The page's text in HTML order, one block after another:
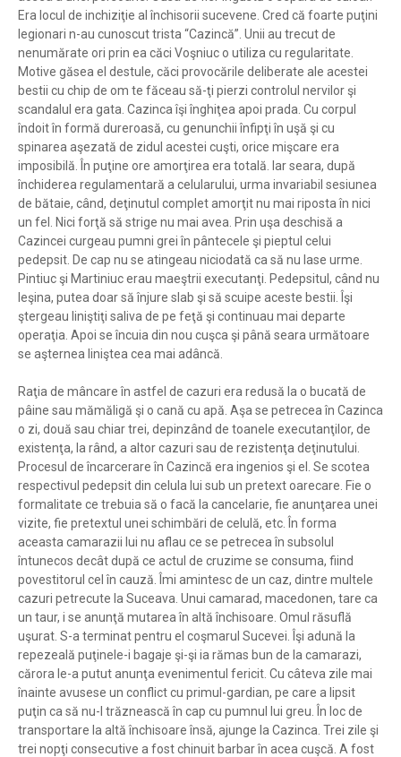
Era locul de inchiziţie al închisorii sucevene. Cred că foarte puţini
legionari n-au cunoscut trista “Cazincă”. Unii au trecut de
nenumărate ori prin ea căci Voşniuc o utiliza cu regularitate.
Motive găsea el destule, căci provocările deliberate ale acestei
bestii cu chip de om te făceau să-ţi pierzi controlul nervilor şi
scandalul era gata. Cazinca îşi înghiţea apoi prada. Cu corpul
îndoit în formă dureroasă, cu genunchii înfipţi în uşă şi cu
spinarea aşezată de zidul acestei cuşti, orice mişcare era
imposibilă. În puţine ore amorţirea era totală. Iar seara, după
închiderea regulamentară a celularului, urma invariabil sesiunea
de bătaie, când, deţinutul complet amorţit nu mai riposta în nici
un fel. Nici forţă să strige nu mai avea. Prin uşa deschisă a
Cazincei curgeau pumni grei în pântecele şi pieptul celui
pedepsit. De cap nu se atingeau niciodată ca să nu lase urme.
Pintiuc şi Martiniuc erau maeştrii executanţi. Pedepsitul, când nu
leşina, putea doar să înjure slab şi să scuipe aceste bestii. Îşi
ştergeau liniştiţi saliva de pe feţă şi continuau mai departe
operaţia. Apoi se încuia din nou cuşca şi până seara următoare
se aşternea liniştea cea mai adâncă.
Raţia de mâncare în astfel de cazuri era redusă la o bucată de
pâine sau mămăligă şi o cană cu apă. Aşa se petrecea în Cazinca
o zi, două sau chiar trei, depinzând de toanele executanţilor, de
existenţa, la rând, a altor cazuri sau de rezistenţa deţinutului.
Procesul de încarcerare în Cazincă era ingenios şi el. Se scotea
respectivul pedepsit din celula lui sub un pretext oarecare. Fie o
formalitate ce trebuia să o facă la cancelarie, fie anunţarea unei
vizite, fie pretextul unei schimbări de celulă, etc. În forma
aceasta camarazii lui nu aflau ce se petrecea în subsolul
întunecos decât după ce actul de cruzime se consuma, fiind
povestitorul cel în cauză. Îmi amintesc de un caz, dintre multele
cazuri petrecute la Suceava. Unui camarad, macedonen, tare ca
un taur, i se anunţă mutarea în altă închisoare. Omul răsuflă
uşurat. S-a terminat pentru el coşmarul Sucevei. Îşi adună la
repezeală puţinele-i bagaje şi-şi ia rămas bun de la camarazi,
cărora le-a putut anunţa evenimentul fericit. Cu câteva zile mai
înainte avusese un conflict cu primul-gardian, pe care a lipsit
puţin ca să nu-l trăznească în cap cu pumnul lui greu. În loc de
transportare la altă închisoare însă, ajunge la Cazinca. Trei zile şi
trei nopţi consecutive a fost chinuit barbar în acea cuşcă. A fost